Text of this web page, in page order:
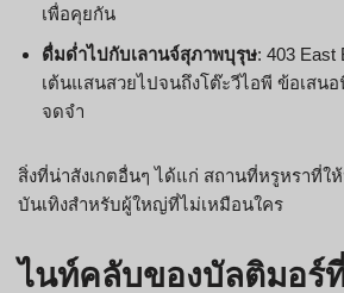
เพื่อคุยกัน
ดื่มด่ำไปกับเลานจ์สุภาพบุรุษ: 403 East
เต้นแสนสวยไปจนถึงโต๊ะวีไอพี ข้อเสน
จดจำ
สิ่งที่น่าสังเกตอื่นๆ ได้แก่ สถานที่หรูหราที่ใ
บันเทิงสำหรับผู้ใหญ่ที่ไม่เหมือนใคร
ไนท์คลับของบัลติมอร์